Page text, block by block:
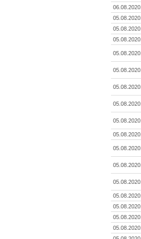
06.08.2020.
05.08.2020.
05.08.2020.
05.08.2020.
05.08.2020.
05.08.2020.
05.08.2020.
05.08.2020.
05.08.2020.
05.08.2020.
05.08.2020.
05.08.2020.
05.08.2020.
05.08.2020.
05.08.2020.
05.08.2020.
05.08.2020.